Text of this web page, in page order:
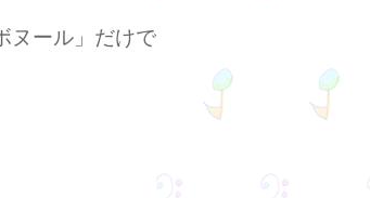
ール」 だけで